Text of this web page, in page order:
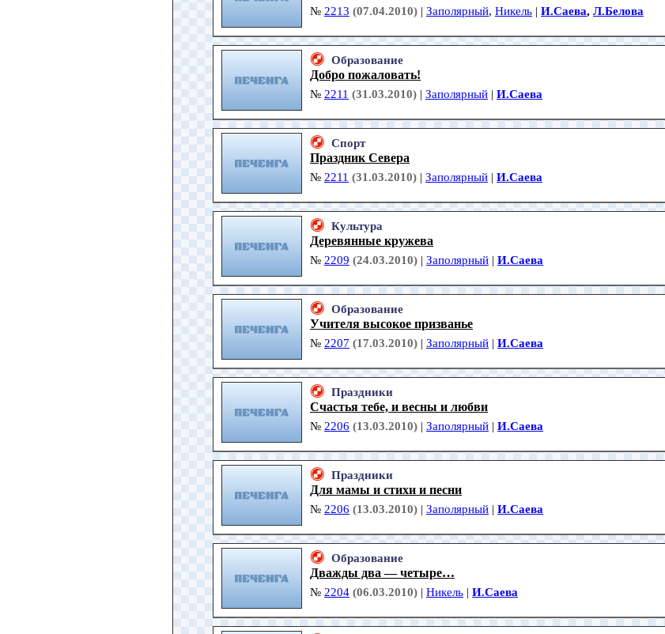
№ 2213 (07.04.2010) | Заполярный, Никель | И.Саева, Л.Белова
Образование
Добро пожаловать!
№ 2211 (31.03.2010) | Заполярный | И.Саева
Спорт
Праздник Севера
№ 2211 (31.03.2010) | Заполярный | И.Саева
Культура
Деревянные кружева
№ 2209 (24.03.2010) | Заполярный | И.Саева
Образование
Учителя высокое призванье
№ 2207 (17.03.2010) | Заполярный | И.Саева
Праздники
Счастья тебе, и весны и любви
№ 2206 (13.03.2010) | Заполярный | И.Саева
Праздники
Для мамы и стихи и песни
№ 2206 (13.03.2010) | Заполярный | И.Саева
Образование
Дважды два — четыре…
№ 2204 (06.03.2010) | Никель | И.Саева